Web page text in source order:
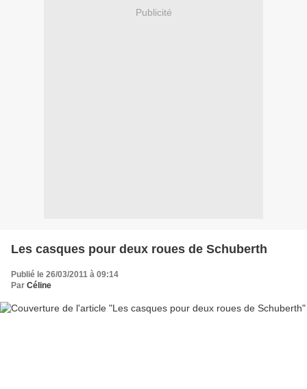
Publicité
Les casques pour deux roues de Schuberth
Publié le 26/03/2011 à 09:14
Par Céline